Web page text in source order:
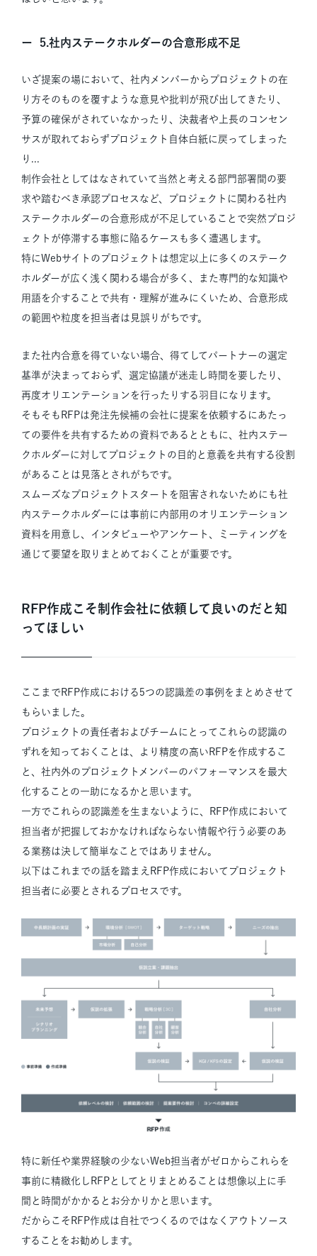
5.社内ステークホルダーの合意形成不足
いざ提案の場において、社内メンバーからプロジェクトの在
り方そのものを覆すような意見や批判が飛び出してきたり、
予算の確保がされていなかったり、決裁者や上長のコンセン
サスが取れておらずプロジェクト自体白紙に戻ってしまった
り...
制作会社としてはなされていて当然と考える部門部署間の要
求や踏むべき承認プロセスなど、プロジェクトに関わる社内
ステークホルダーの合意形成が不足していることで突然プロジ
ェクトが停滞する事態に陥るケースも多く遭遇します。
特にWebサイトのプロジェクトは想定以上に多くのステーク
ホルダーが広く浅く関わる場合が多く、また専門的な知識や
用語を介することで共有・理解が進みにくいため、合意形成
の範囲や粒度を担当者は見誤りがちです。
また社内合意を得ていない場合、得てしてパートナーの選定
基準が決まっておらず、選定協議が迷走し時間を要したり、
再度オリエンテーションを行ったりする羽目になります。
そもそもRFPは発注先候補の会社に提案を依頼するにあたっ
ての要件を共有するための資料であるとともに、社内ステー
クホルダーに対してプロジェクトの目的と意義を共有する役割
があることは見落とされがちです。
スムーズなプロジェクトスタートを阻害されないためにも社
内ステークホルダーには事前に内部用のオリエンテーション
資料を用意し、インタビューやアンケート、ミーティングを
通じて要望を取りまとめておくことが重要です。
RFP作成こそ制作会社に依頼して良いのだと知
ってほしい
ここまでRFP作成における5つの認識差の事例をまとめさせて
もらいました。
プロジェクトの責任者およびチームにとってこれらの認識の
ずれを知っておくことは、より精度の高いRFPを作成するこ
と、社内外のプロジェクトメンバーのパフォーマンスを最大
化することの一助になるかと思います。
一方でこれらの認識差を生まないように、RFP作成において
担当者が把握しておかなければならない情報や行う必要のあ
る業務は決して簡単なことではありません。
以下はこれまでの話を踏まえRFP作成においてプロジェクト
担当者に必要とされるプロセスです。
特に新任や業界経験の少ないWeb担当者がゼロからこれらを
事前に精緻化しRFPとしてとりまとめることは想像以上に手
間と時間がかかるとお分かりかと思います。
だからこそRFP作成は自社でつくるのではなくアウトソース
することをお勧めします。